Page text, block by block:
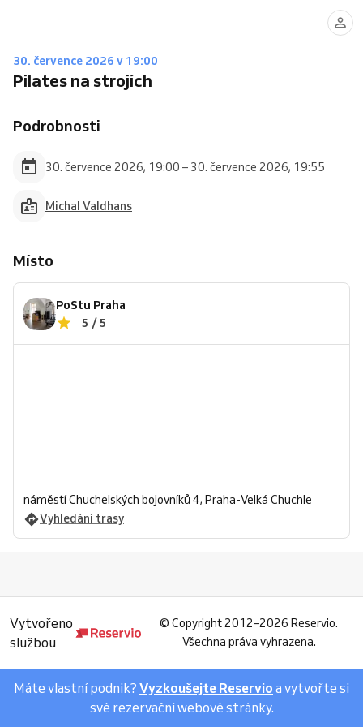
30. července 2026 v 19:00
Pilates na strojích
Podrobnosti
30. července 2026, 19:00 – 30. července 2026, 19:55
Michal Valdhans
Místo
PoStu Praha
5 / 5
náměstí Chuchelských bojovníků 4, Praha-Velká Chuchle
Vyhledání trasy
Vytvořeno
službou
© Copyright 2012–2026 Reservio.
Všechna práva vyhrazena.
Máte vlastní podnik? Vyzkoušejte Reservio a vytvořte si
své rezervační webové stránky.